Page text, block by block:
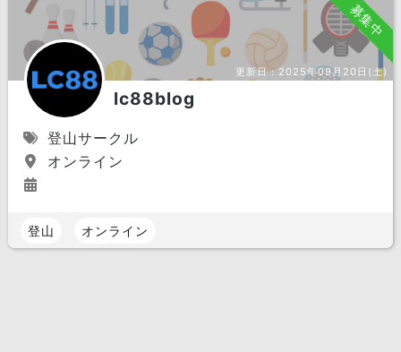
募集中
更新日：2025年09月20日(土)
lc88blog
登山サークル
オンライン
登山 オンライン